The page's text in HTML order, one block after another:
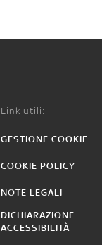
Link utili:
GESTIONE COOKIE
COOKIE POLICY
NOTE LEGALI
DICHIARAZIONE
ACCESSIBILITÀ